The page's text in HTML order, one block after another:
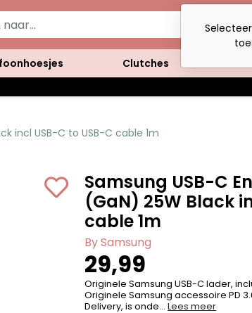
Clutches
incl USB-C to USB-C cable 1m
Samsung USB-C
(GaN) 25W Black
cable 1m
By Samsung
29,99
Originele Samsung USB-C lader,
Originele Samsung accessoire PD
Delivery, is onde...Lees meer